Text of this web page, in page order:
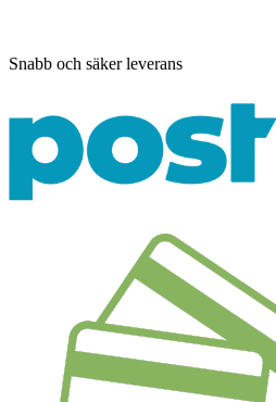
Snabb och säker leverans